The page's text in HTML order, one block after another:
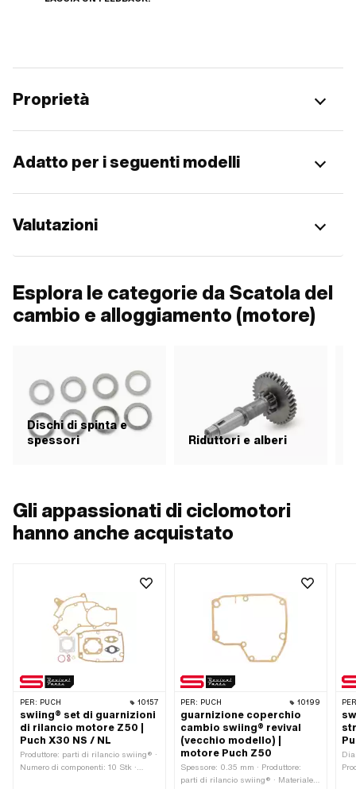
Proprietà
Adatto per i seguenti modelli
Valutazioni
Esplora le categorie da Scatola del
cambio e alloggiamento (motore)
Dischi di spinta e
spessori
Riduttori e alberi
Gli appassionati di ciclomotori
hanno anche acquistato
PER: PUCH 10157
swiing® set di guarnizioni
di rilancio motore Z50 |
Puch X30 NS / NL
Produttore: parti di rilancio swiing® ·
Numero di componenti: 10 Stk ·
PER: PUCH 10199
guarnizione coperchio
cambio swiing® revival
(vecchio modello) |
motore Puch Z50
Spessore: 0.35 mm · Produttore:
parti di rilancio swiing® · Materiale: